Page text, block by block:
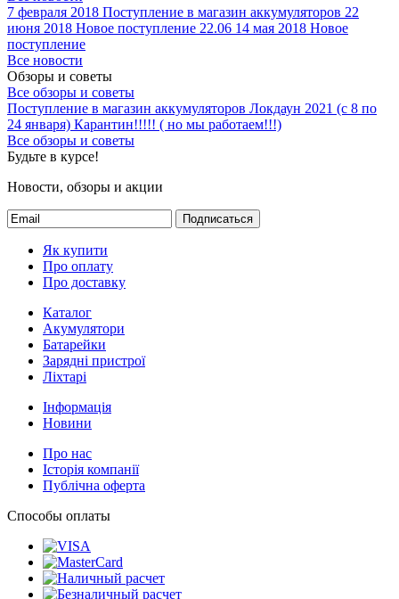
7 февраля 2018 Поступление в магазин аккумуляторов 22
июня 2018 Новое поступление 22.06 14 мая 2018 Новое
поступление
Все новости
Обзоры и советы
Все обзоры и советы
Поступление в магазин аккумуляторов Локдаун 2021 (с 8 по
24 января) Карантин!!!!! ( но мы работаем!!!)
Все обзоры и советы
Будьте в курсе!
Новости, обзоры и акции
Подписаться
Як купити
Про оплату
Про доставку
Каталог
Акумулятори
Батарейки
Зарядні пристрої
Ліхтарі
Інформація
Новини
Про нас
Історія компанії
Публічна оферта
Способы оплаты